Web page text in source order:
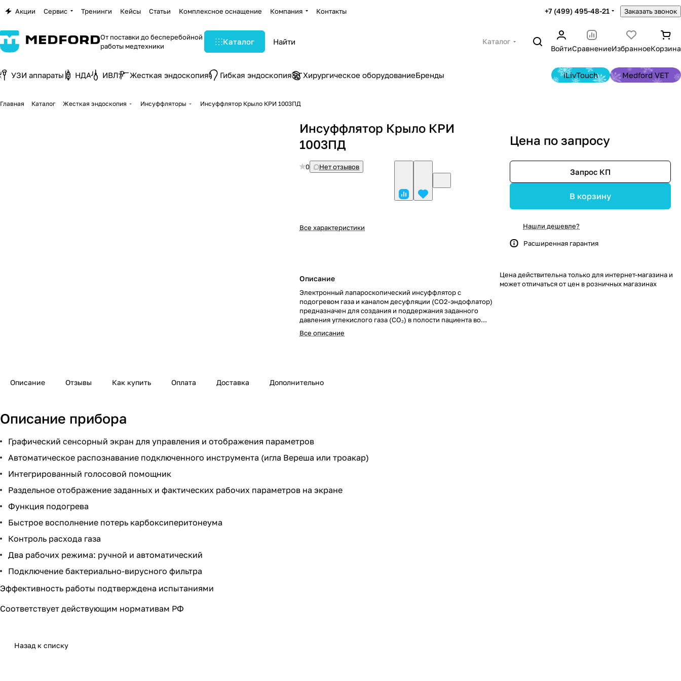
Акции Сервис Тренинги Кейсы Статьи Комплексное оснащение Компания Контакты +7 (499) 495-48-21 Заказать звонок
От поставки до бесперебойной
работы медтехники
Каталог
Каталог
ВойтиСравнениеИзбранноеКорзина
УЗИ аппараты НДА ИВЛ Жесткая эндоскопия Гибкая эндоскопия Хирургическое оборудованиеБренды iLivTouch Medford VET
Главная Каталог Жесткая эндоскопия Инсуффляторы Инсуффлятор Крыло КРИ 1003ПД
Инсуффлятор Крыло КРИ
1003ПД
0 Нет отзывов
Все характеристики
Описание
Электронный лапароскопический инсуффлятор с
подогревом газа и каналом десуфляции (CO2-эндофлатор)
предназначен для создания и поддержания заданного
давления углекислого газа (CO₂) в полости пациента во
время эндоскопических и лапароскопических операций.
Все описание
Цена по запросу
Запрос КП
В корзину
Нашли дешевле?
Расширенная гарантия
Цена действительна только для интернет-магазина и
может отличаться от цен в розничных магазинах
Описание Отзывы Как купить Оплата Доставка Дополнительно
Описание прибора
Графический сенсорный экран для управления и отображения параметров
Автоматическое распознавание подключенного инструмента (игла Вереша или троакар)
Интегрированный голосовой помощник
Раздельное отображение заданных и фактических рабочих параметров на экране
Функция подогрева
Быстрое восполнение потерь карбоксиперитонеума
Контроль расхода газа
Два рабочих режима: ручной и автоматический
Подключение бактериально-вирусного фильтра
Эффективность работы подтверждена испытаниями
Соответствует действующим нормативам РФ
Назад к списку